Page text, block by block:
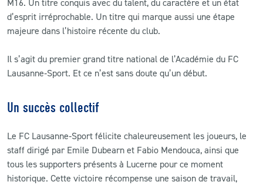
d’esprit irréprochable. Un titre qui marque aussi une étape
majeure dans l’histoire récente du club.
Il s’agit du premier grand titre national de l’Académie du FC
Lausanne‑Sport. Et ce n’est sans doute qu’un début.
Un succès collectif
Le FC Lausanne‑Sport félicite chaleureusement les joueurs, le
staff dirigé par Emile Dubearn et Fabio Mendouca, ainsi que
tous les supporters présents à Lucerne pour ce moment
historique. Cette victoire récompense une saison de travail,